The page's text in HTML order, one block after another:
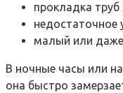
прокладка
недостаточное
малый или
В ночные часы или
она быстро